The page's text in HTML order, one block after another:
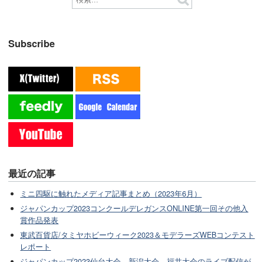
Subscribe
最近の記事
ミニ四駆に触れたメディア記事まとめ（2023年6月）
ジャパンカップ2023コンクールデレガンスONLINE第一回その他入
賞作品発表
東武百貨店/タミヤホビーウィーク2023＆モデラーズWEBコンテスト
レポート